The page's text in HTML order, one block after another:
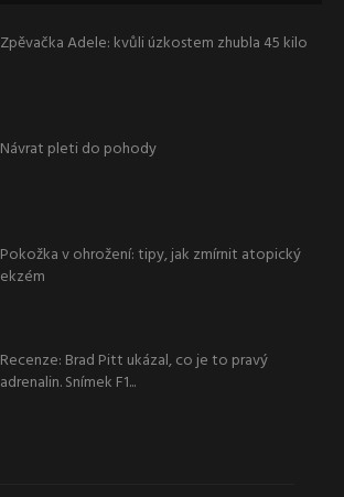
Zpěvačka Adele: kvůli úzkostem zhubla 45 kilo
Návrat pleti do pohody
Pokožka v ohrožení: tipy, jak zmírnit atopický
ekzém
Recenze: Brad Pitt ukázal, co je to pravý
adrenalin. Snímek F1...